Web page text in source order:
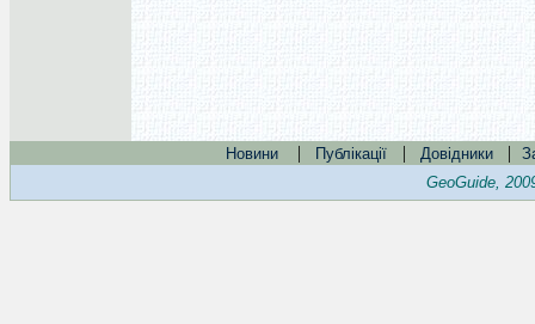
Новини | Публікації | Довідники |
GeoGuide,